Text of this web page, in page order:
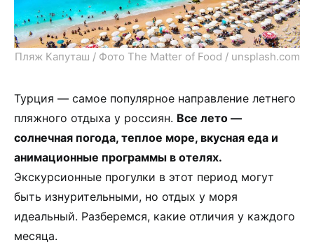
Пляж Капуташ / Фото The Matter of Food / unsplash.com
Турция — самое популярное направление летнего
пляжного отдыха у россиян. Все лето —
солнечная погода, теплое море, вкусная еда и
анимационные программы в отелях.
Экскурсионные прогулки в этот период могут
быть изнурительными, но отдых у моря
идеальный. Разберемся, какие отличия у каждого
месяца.